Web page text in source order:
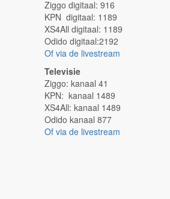
Ziggo digitaal: 916
KPN digitaal: 1189
XS4All digitaal: 1189
Odido digitaal:2192
Of via de livestream
Televisie
Ziggo: kanaal 41
KPN: kanaal 1489
XS4All: kanaal 1489
Odido kanaal 877
Of via de livestream